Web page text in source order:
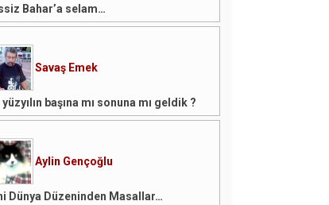
Bahar’a selam…
Savaş Emek
yüzyılın başına mı sonuna mı geldik ?
Aylin Gençoğlu
Dünya Düzeninden Masallar…